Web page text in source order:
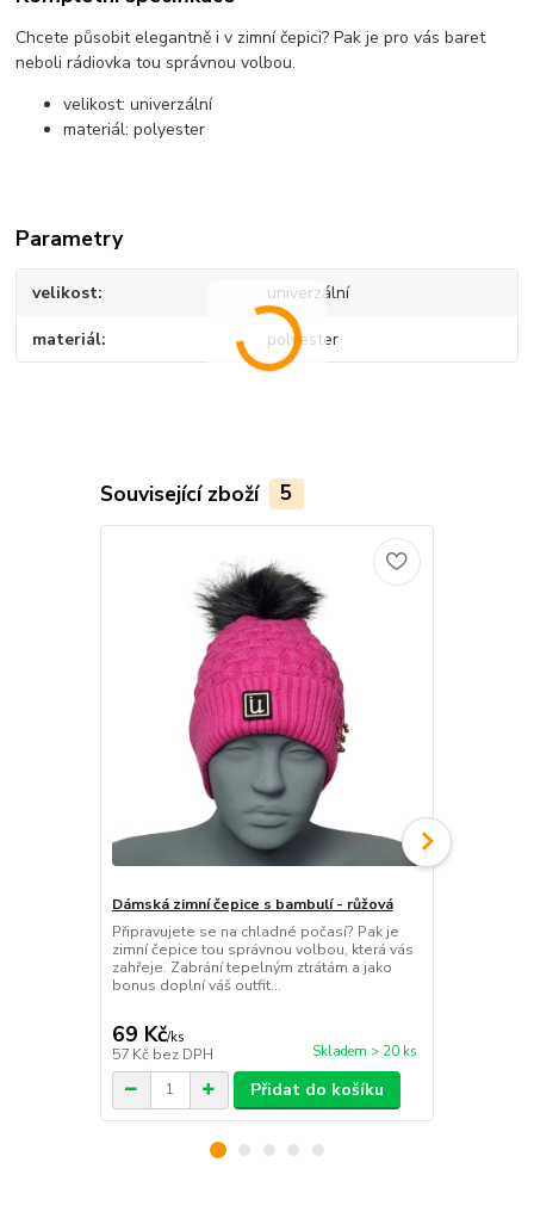
Chcete působit elegantně i v zimní čepici? Pak je pro vás baret
neboli rádiovka tou správnou volbou.
velikost: univerzální
materiál: polyester
Parametry
velikost univerzální
materiál polyester
Související zboží 5
Dámská zimní čepice s bambulí - růžová
Připravujete se na chladné počasí? Pak je
zimní čepice tou správnou volbou, která vás
zahřeje. Zabrání tepelným ztrátám a jako
bonus doplní váš outfit...
69 Kč/ks
57 Kč bez DPH Skladem > 20 ks
Přidat do košíku